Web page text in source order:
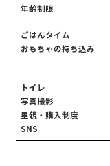
年齢制限
ごはんタイム
おもちゃの持ち込み
トイレ
写真撮影
里親・購入制度
SNS